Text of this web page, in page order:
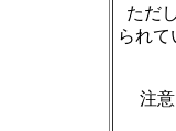
ただ
られて
注意